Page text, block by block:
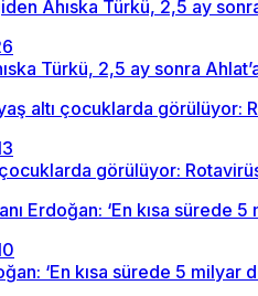
Türkü, 2,5 ay sonra
görülüyor:
‘En kısa sürede 5 milyar